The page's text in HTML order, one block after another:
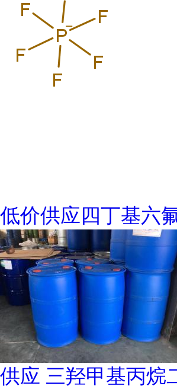
低价供应四丁基六
供应 三羟甲基丙烷